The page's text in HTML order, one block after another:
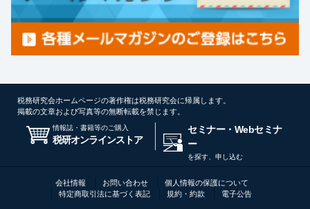
税務研究会ホームページの著作権は税務研究会に帰属します。
掲載の文章および写真等の無断転載を禁じます。
情報誌・書籍等のご購入
税研オンラインストア
セミナー・Webセミナ
ー
を探す、申し込む
会社情報 お問い合わせ
個人情報の保護について
特定商取引法に基づく表記
規約・約款 電子公告